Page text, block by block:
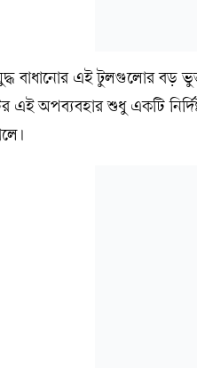
যুদ্ধ বাধানোর এই টুলগুলোর বড়
এই অপব্যবহার শুধু একটি